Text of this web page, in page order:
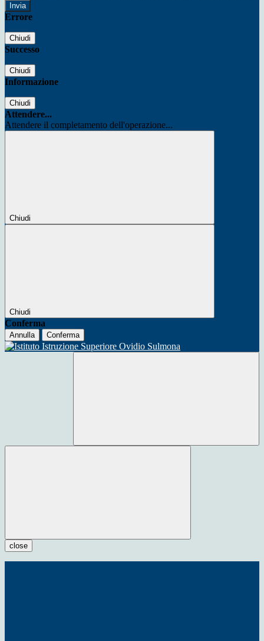
Errore
Chiudi
Successo
Chiudi
Informazione
Chiudi
Attendere...
Attendere il completamento dell'operazione...
Chiudi
Chiudi
Conferma
Annulla Conferma
close